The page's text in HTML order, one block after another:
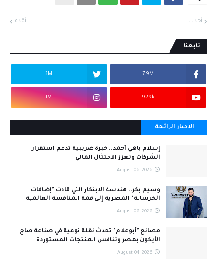
أحدث أقدم
تابعنا
7.9M
3M
929k
1M
الاخبار الرائجة
إسلام باهي أحمد.. خبرة ضريبية تدعم استقرار
الشركات وتعزز الامتثال المالي
August 06, 2026
وسيم بكر.. هندسة الابتكار التي قادت "إضافات
الخرسانة" المصرية إلى قمة المنافسة العالمية
August 06, 2026
مصانع "أبوعلام" تحدث نقلة نوعية في صناعة صاج
الأيكون بمصر وتنافس المنتجات المستوردة
August 04, 2026